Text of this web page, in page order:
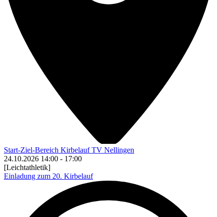
Start-Ziel-Bereich Kirbelauf TV Nellingen
24.10.2026 14:00 - 17:00
[Leichtathletik]
Einladung zum 20. Kirbelauf